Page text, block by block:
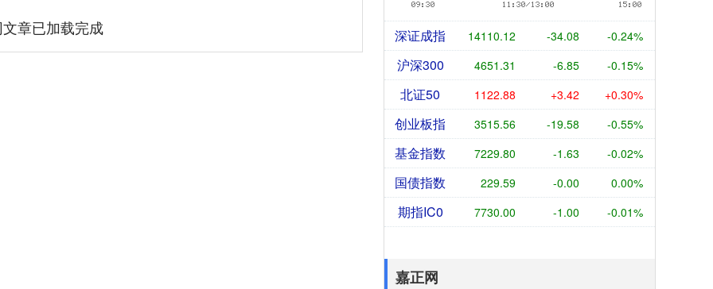
章已加载完成 深证成指 14110.12 -34.08 -0.24%
沪深300 4651.31 -6.85 -0.15%
北证50 1122.88 +3.42 +0.30%
创业板指 3515.56 -19.58 -0.55%
基金指数 7229.80 -1.63 -0.02%
国债指数 229.59 -0.00 0.00%
期指IC0 7730.00 -1.00 -0.01%
嘉正网